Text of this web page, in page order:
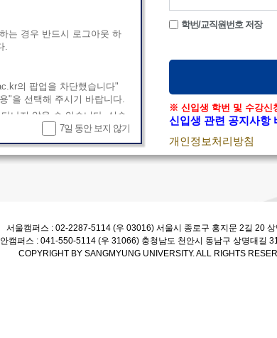
는 경우 반드시 로그아웃 하
.
의 팝업을 차단했습니다"
"을 선택해 주시기 바랍니다.
나지 않을 수 있습니다. 실수
는 쿠키를 삭제하거나 새 창을
로 접속
7일 동안 보지 않기
학번/교직원번호 저장
※ 신입생 학번 및 수강신
신입생 관련 공지사항
개인정보처리방침
서울캠퍼스 : 02-2287-5114 (우 03016) 서울시 종로구 홍지문 2길 20 상
캠퍼스 : 041-550-5114 (우 31066) 충청남도 천안시 동남구 상명대길
COPYRIGHT BY SANGMYUNG UNIVERSITY. ALL RIGHTS